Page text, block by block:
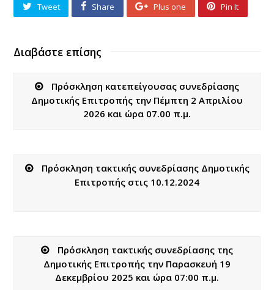
Tweet Share Plus one Pin It
Διαβάστε επίσης
Πρόσκληση κατεπείγουσας συνεδρίασης
Δημοτικής Επιτροπής την Πέμπτη 2 Απριλίου
2026 και ώρα 07.00 π.μ.
Πρόσκληση τακτικής συνεδρίασης Δημοτικής
Επιτροπής στις 10.12.2024
Πρόσκληση τακτικής συνεδρίασης της
Δημοτικής Επιτροπής την Παρασκευή 19
Δεκεμβρίου 2025 και ώρα 07:00 π.μ.